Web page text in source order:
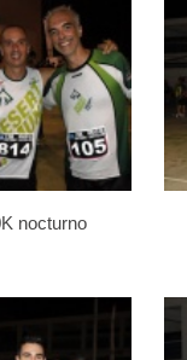
nocturno